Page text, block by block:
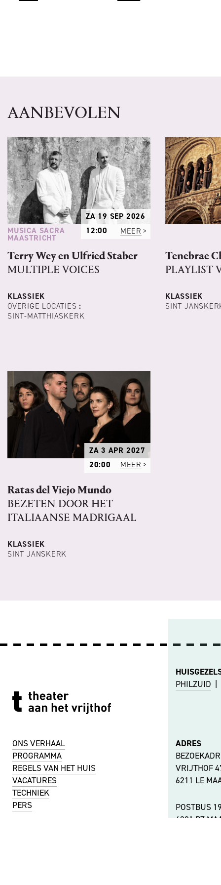
AANBEVOLEN
MUSICA SACRA
MAASTRICHT
ZA 19 SEP 2026
12:00
MEER
Terry Wey en Ulfried Staber
MULTIPLE VOICES
KLASSIEK
OVERIGE LOCATIES :
SINT-MATTHIASKERK
Tenebrae
PLAYLIST
KLASSIEK
SINT
ZA 3 APR 2027
20:00
MEER
Ratas del Viejo Mundo
BEZETEN DOOR HET
ITALIAANSE MADRIGAAL
KLASSIEK
SINT JANSKERK
ONS VERHAAL
PROGRAMMA
REGELS VAN HET HUIS
VACATURES
TECHNIEK
PERS
PHILZUID
ADRES
VRIJTHOF
6211 LE
POSTBUS
6201 BZ